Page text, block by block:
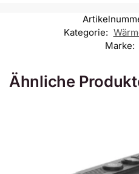
Kategorie:
Marke:
Ähnliche